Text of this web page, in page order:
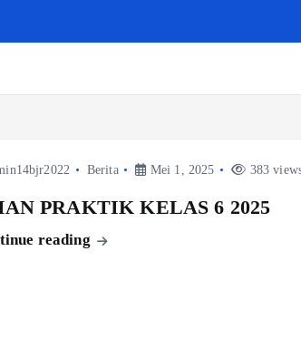
Berita Mei 1, 2025 383
PRAKTIK KELAS 6 2025
reading